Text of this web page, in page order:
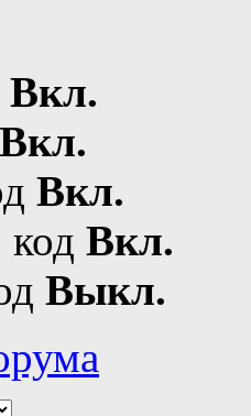
Вкл.
Вкл.
Вкл.
код Вкл.
Выкл.